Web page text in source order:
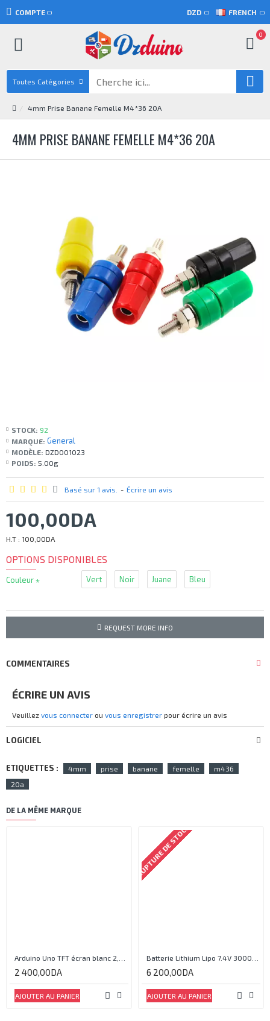
COMPTE DZD FRENCH
0
Toutes Catégories
4mm Prise Banane Femelle M4*36 20A
4MM PRISE BANANE FEMELLE M4*36 20A
STOCK: 92
MARQUE: General
MODÈLE: DZD001023
POIDS: 5.00g
Basé sur 1 avis. - Écrire un avis
100,00DA
H.T : 100,00DA
OPTIONS DISPONIBLES
Couleur Vert Noir Juane Bleu
REQUEST MORE INFO
COMMENTAIRES
ÉCRIRE UN AVIS
Veuillez vous connecter ou vous enregistrer pour écrire un avis
LOGICIEL
ETIQUETTES : 4mm prise banane femelle
m436
20a
DE LA MÊME MARQUE
2 400,00DA
AJOUTER AU PANIER
RUPTURE DE STOCK
6 200,00DA
AJOUTER AU PANIER